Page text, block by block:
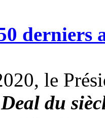
derniers
le
Deal du